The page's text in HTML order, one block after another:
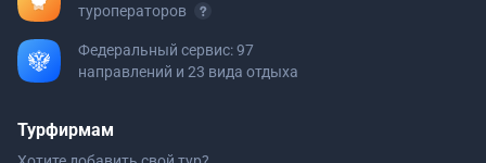
туроператоров
Федеральный сервис: 97
направлений и 23 вида отдыха
Турфирмам